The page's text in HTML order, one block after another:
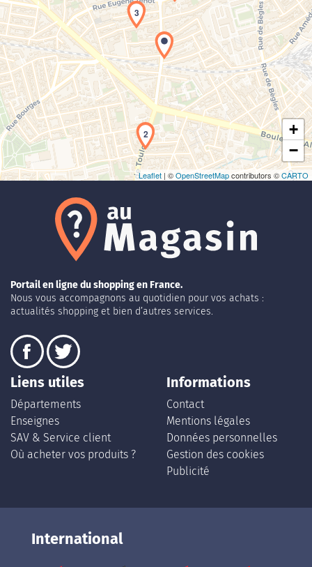
Chargement de la carte en cours...
2
3
+
−
Leaflet | ©OpenStreetMapcontributors ©CARTO
Portail en ligne du shopping en France.
Nous vous accompagnons au quotidien pour vos achats :
actualités shopping et bien d’autres services.
Liens utiles
Départements
Enseignes
SAV & Service client
Où acheter vos produits ?
Informations
Contact
Mentions légales
Données personnelles
Gestion des cookies
Publicité
International